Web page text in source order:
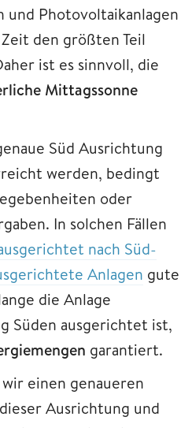
und Photovoltaikanlagen
den größten Teil
ist es sinnvoll, die
Mittagssonne
Süd Ausrichtung
werden, bedingt
oder
In solchen Fällen
nach Süd-
Anlagen gute
die Anlage
Süden ausgerichtet ist,
garantiert.
einen genaueren
Ausrichtung und